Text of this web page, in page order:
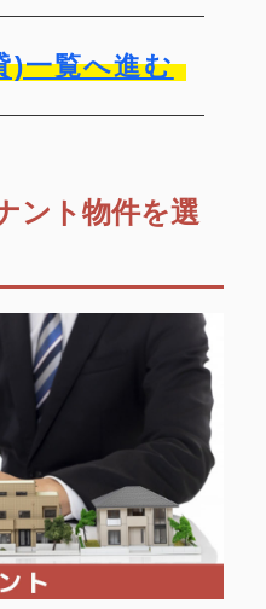
)一覧へ進む
ント物件を選